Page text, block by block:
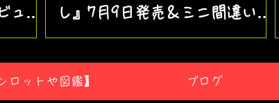
ュー
し』7月9日発売＆ミニ間違い探
ロットや図鑑】 ブログ